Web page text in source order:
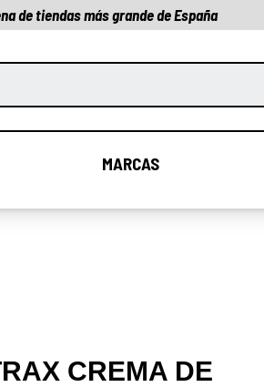
de tiendas más grande de España
MARCAS
MARCAS
CREMA DE